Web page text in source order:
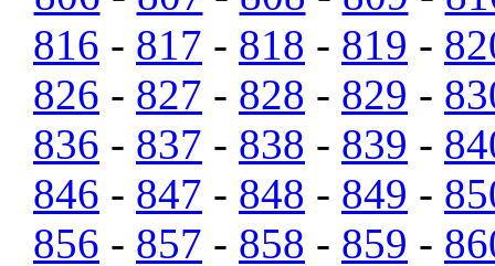
816 - 817 - 818 - 819 -
826 - 827 - 828 - 829 -
836 - 837 - 838 - 839 -
846 - 847 - 848 - 849 -
856 - 857 - 858 - 859 -